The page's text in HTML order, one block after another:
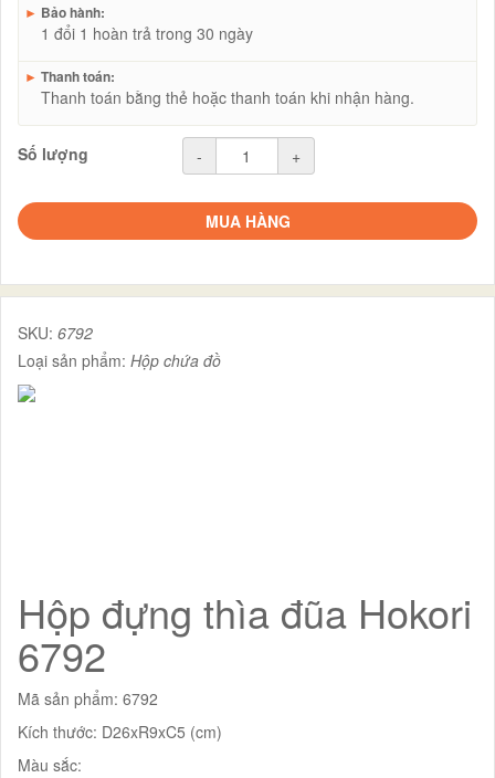
► Bảo hành:
1 đổi 1 hoàn trả trong 30 ngày
► Thanh toán:
Thanh toán bằng thẻ hoặc thanh toán khi nhận hàng.
Số lượng - +
MUA HÀNG
SKU: 6792
Loại sản phẩm: Hộp chứa đồ
Hộp đựng thìa đũa Hokori
6792
Mã sản phẩm: 6792
Kích thước: D26xR9xC5 (cm)
Màu sắc: